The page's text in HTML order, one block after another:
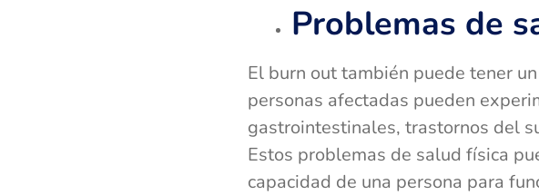
Problemas de
El burn out también puede tener
personas afectadas pueden
gastrointestinales, trastornos del
Estos problemas de salud física
capacidad de una persona para